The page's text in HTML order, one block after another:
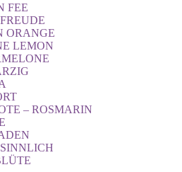
FEE
ORANGE
LEMON
– ROSMARIN